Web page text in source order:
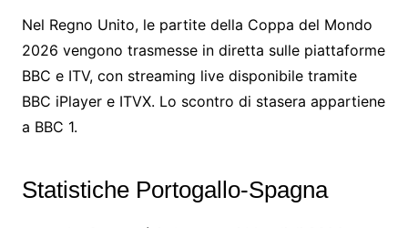
Nel Regno Unito, le partite della Coppa del Mondo
2026 vengono trasmesse in diretta sulle piattaforme
BBC e ITV, con streaming live disponibile tramite
BBC iPlayer e ITVX. Lo scontro di stasera appartiene
a BBC 1.
Statistiche Portogallo-Spagna